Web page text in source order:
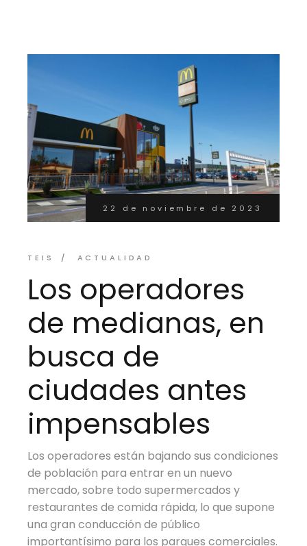
22 de noviembre de 2023
TEIS ACTUALIDAD
Los operadores
de medianas, en
busca de
ciudades antes
impensables
Los operadores están bajando sus condiciones
de población para entrar en un nuevo
mercado, sobre todo supermercados y
restaurantes de comida rápida, lo que supone
una gran conducción de público
importantísimo para los parques comerciales.